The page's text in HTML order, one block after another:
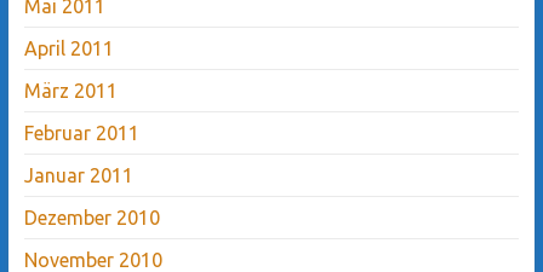
Mai 2011
April 2011
März 2011
Februar 2011
Januar 2011
Dezember 2010
November 2010